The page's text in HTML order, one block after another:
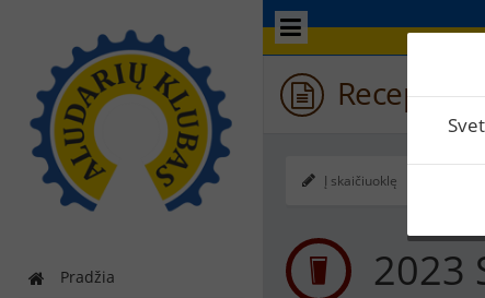
Pradžia
Receptas
Į skaičiuoklę
2023